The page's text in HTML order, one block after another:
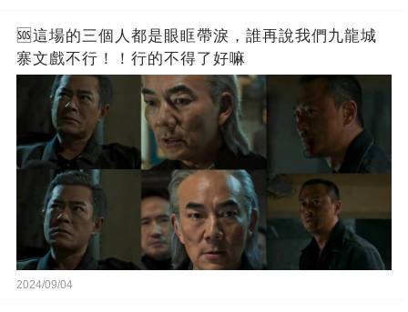
🆘這場的三個人都是眼眶帶淚，誰再說我們九龍城
寨文戲不行！！行的不得了好嘛
2024/09/04